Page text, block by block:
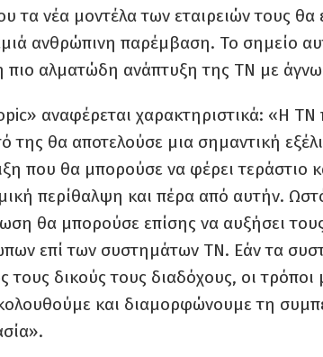
τα νέα μοντέλα των εταιρειών τους θα
ανθρώπινη παρέμβαση. Το σημείο
πιο αλματώδη ανάπτυξη της ΤΝ με
αναφέρεται χαρακτηριστικά: «Η ΤΝ
της θα αποτελούσε μια σημαντική
που θα μπορούσε να φέρει τεράστιο
περίθαλψη και πέρα από αυτήν.
θα μπορούσε επίσης να αυξήσει
επί των συστημάτων ΤΝ. Εάν τα
δικούς τους διαδόχους, οι τρόποι
και διαμορφώνουμε τη